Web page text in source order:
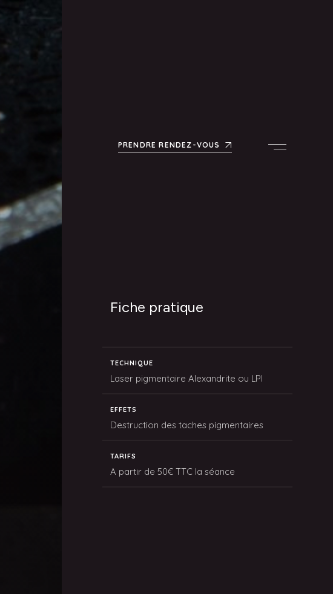
PRENDRE RENDEZ-VOUS
Fiche pratique
TECHNIQUE
Laser pigmentaire Alexandrite ou LPI
EFFETS
Destruction des taches pigmentaires
TARIFS
A partir de 50€ TTC la séance